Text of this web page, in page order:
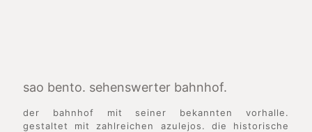
sao bento. sehenswerter bahnhof.
der bahnhof mit seiner bekannten vorhalle.
gestaltet mit zahlreichen azulejos. die historische